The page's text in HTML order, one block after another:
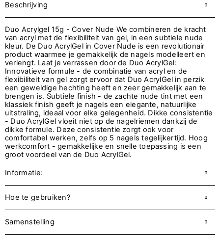
Beschrijving
Duo Acrylgel 15g - Cover Nude We combineren de kracht
van acryl met de flexibiliteit van gel, in een subtiele nude
kleur. De Duo AcrylGel in Cover Nude is een revolutionair
product waarmee je gemakkelijk de nagels modelleert en
verlengt. Laat je verrassen door de Duo AcrylGel:
Innovatieve formule - de combinatie van acryl en de
flexibiliteit van gel zorgt ervoor dat Duo AcrylGel in perzik
een geweldige hechting heeft en zeer gemakkelijk aan te
brengen is. Subtiele finish - de zachte nude tint met een
klassiek finish geeft je nagels een elegante, natuurlijke
uitstraling, ideaal voor elke gelegenheid. Dikke consistentie
- Duo AcrylGel vloeit niet op de nagelriemen dankzij de
dikke formule. Deze consistentie zorgt ook voor
comfortabel werken, zelfs op 5 nagels tegelijkertijd. Hoog
werkcomfort - gemakkelijke en snelle toepassing is een
groot voordeel van de Duo AcrylGel.
Informatie:
Hoe te gebruiken?
Samenstelling